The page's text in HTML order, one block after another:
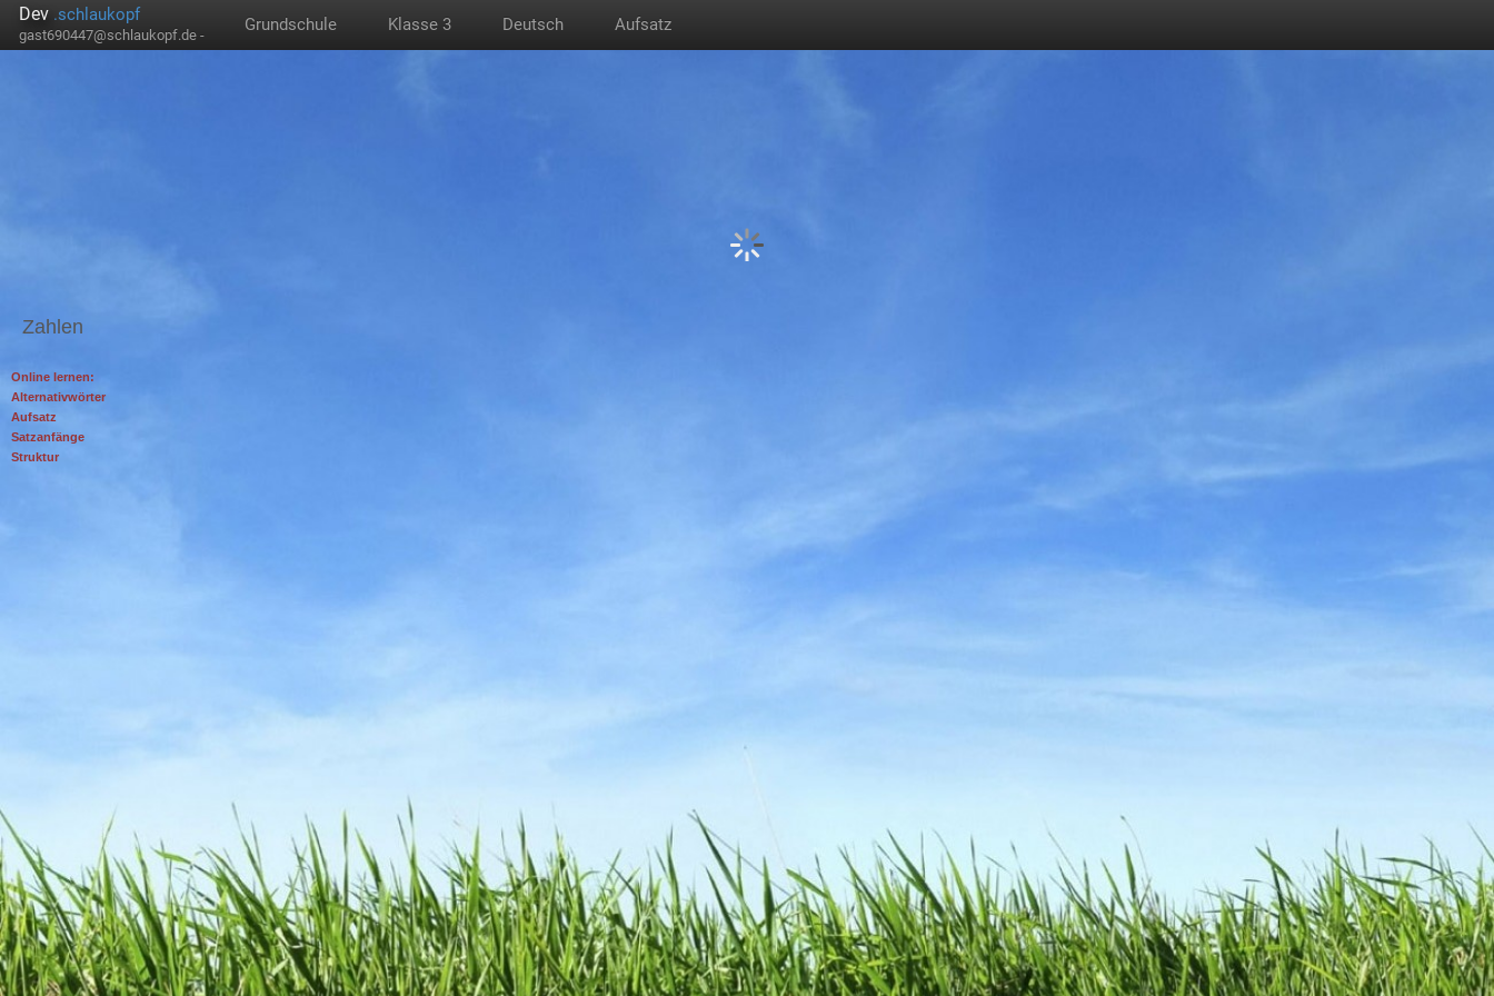
Dev .schlaukopf
gast690447@schlaukopf.de -
Grundschule Klasse 3 Deutsch Aufsatz
Zahlen
Online lernen:
Alternativwörter
Aufsatz
Satzanfänge
Struktur